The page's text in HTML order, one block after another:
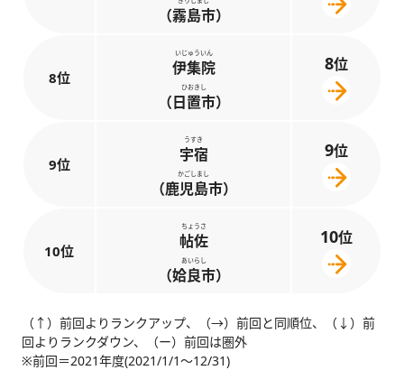
（霧島市）
8位
いじゅういん
伊集院
ひおきし
（日置市）
8位
9位
うすき
宇宿
かごしまし
（鹿児島市）
9位
10位
ちょうさ
帖佐
あいらし
（姶良市）
10位
（↑）前回よりランクアップ、（→）前回と同順位、（↓）前
回よりランクダウン、（ー）前回は圏外
※前回＝2021年度(2021/1/1～12/31)